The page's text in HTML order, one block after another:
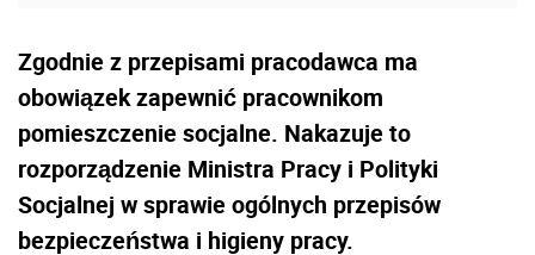
Zgodnie z przepisami pracodawca ma
obowiązek zapewnić pracownikom
pomieszczenie socjalne. Nakazuje to
rozporządzenie Ministra Pracy i Polityki
Socjalnej w sprawie ogólnych przepisów
bezpieczeństwa i higieny pracy.